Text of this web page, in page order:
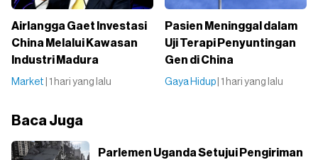
Airlangga Gaet Investasi
China Melalui Kawasan
Industri Madura
Market | 1 hari yang lalu
Pasien Meninggal dalam
Uji Terapi Penyuntingan
Gen di China
Gaya Hidup | 1 hari yang lalu
Baca Juga
Parlemen Uganda Setujui Pengiriman